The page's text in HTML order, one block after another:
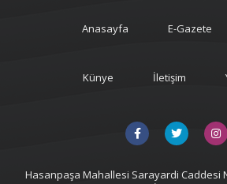
Anasayfa E-Gazete
Künye İletişim
Hasanpaşa Mahallesi Sarayardi Caddesi